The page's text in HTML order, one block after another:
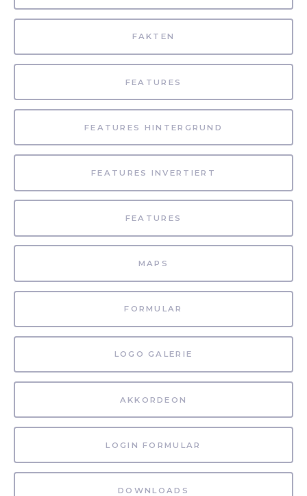
FAKTEN
FEATURES
FEATURES HINTERGRUND
FEATURES INVERTIERT
FEATURES
MAPS
FORMULAR
LOGO GALERIE
AKKORDEON
LOGIN FORMULAR
DOWNLOADS